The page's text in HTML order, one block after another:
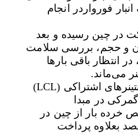
فورواردر انجام
در چین رسیده و بعد
و حجم، بررسی سلامت
انتظار باقی بارها
می‌ماند.
بارگیری کالا در کانتینرهای اشتراکی (LCL)
در مبدا
خرده بار از چین در
بعلاوه پرداخت